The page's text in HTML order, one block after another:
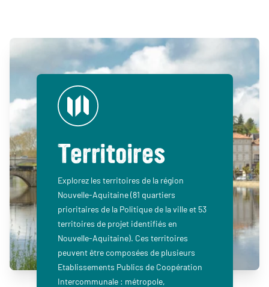
Territoires
Explorez les territoires de la région
Nouvelle-Aquitaine (81 quartiers
prioritaires de la Politique de la ville et 53
territoires de projet identifiés en
Nouvelle-Aquitaine). Ces territoires
peuvent être composées de plusieurs
Etablissements Publics de Coopération
Intercommunale : métropole,